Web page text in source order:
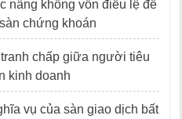
nâng khống vốn điều lệ để
chứng khoán
chấp giữa người tiêu
kinh doanh
vụ của sàn giao dịch bất